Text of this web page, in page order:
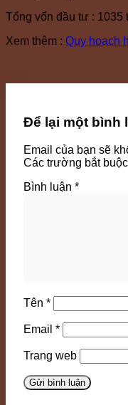
Tổng vốn đầu tư : 1035
Xem thêm : Quy hoạch
Để lại một bình
Email của bạn sẽ
Các trường bắt
Bình luận *
Tên *
Email *
Trang web